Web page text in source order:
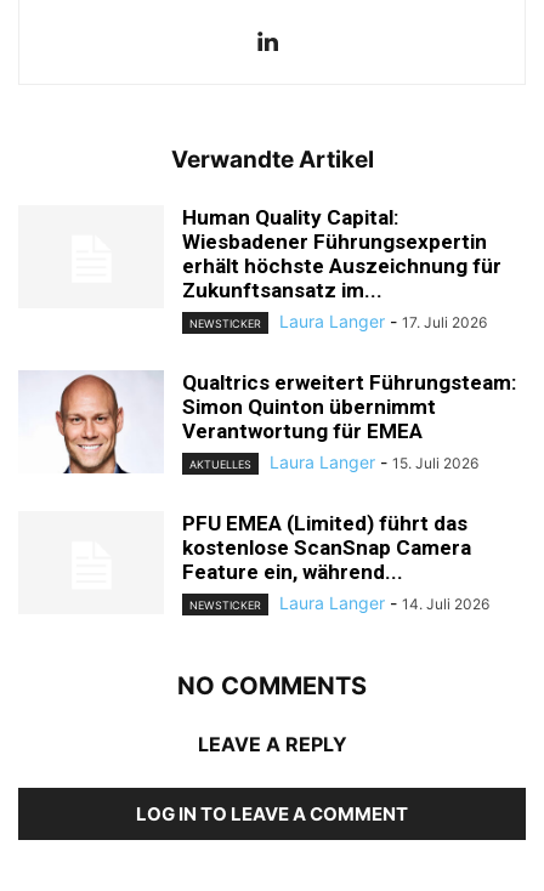
Verwandte Artikel
Human Quality Capital:
Wiesbadener Führungsexpertin
erhält höchste Auszeichnung für
Zukunftsansatz im...
NEWSTICKER Laura Langer - 17. Juli 2026
Qualtrics erweitert Führungsteam:
Simon Quinton übernimmt
Verantwortung für EMEA
AKTUELLES Laura Langer - 15. Juli 2026
PFU EMEA (Limited) führt das
kostenlose ScanSnap Camera
Feature ein, während...
NEWSTICKER Laura Langer - 14. Juli 2026
NO COMMENTS
LEAVE A REPLY
LOG IN TO LEAVE A COMMENT